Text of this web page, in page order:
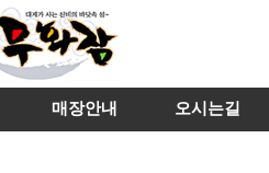
매장안내 오시는길